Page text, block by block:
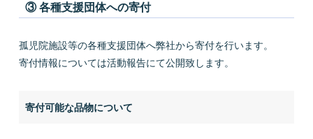
③ 各種支援団体への寄付
孤児院施設等の各種支援団体へ弊社から寄付を行います。
寄付情報については活動報告にて公開致します。
寄付可能な品物について